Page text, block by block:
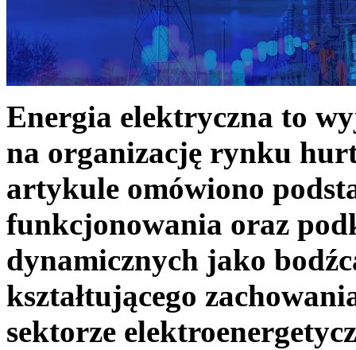
Energia elektryczna to
na organizację rynku
artykule omówiono
funkcjonowania oraz
dynamicznych jako
kształtującego
sektorze